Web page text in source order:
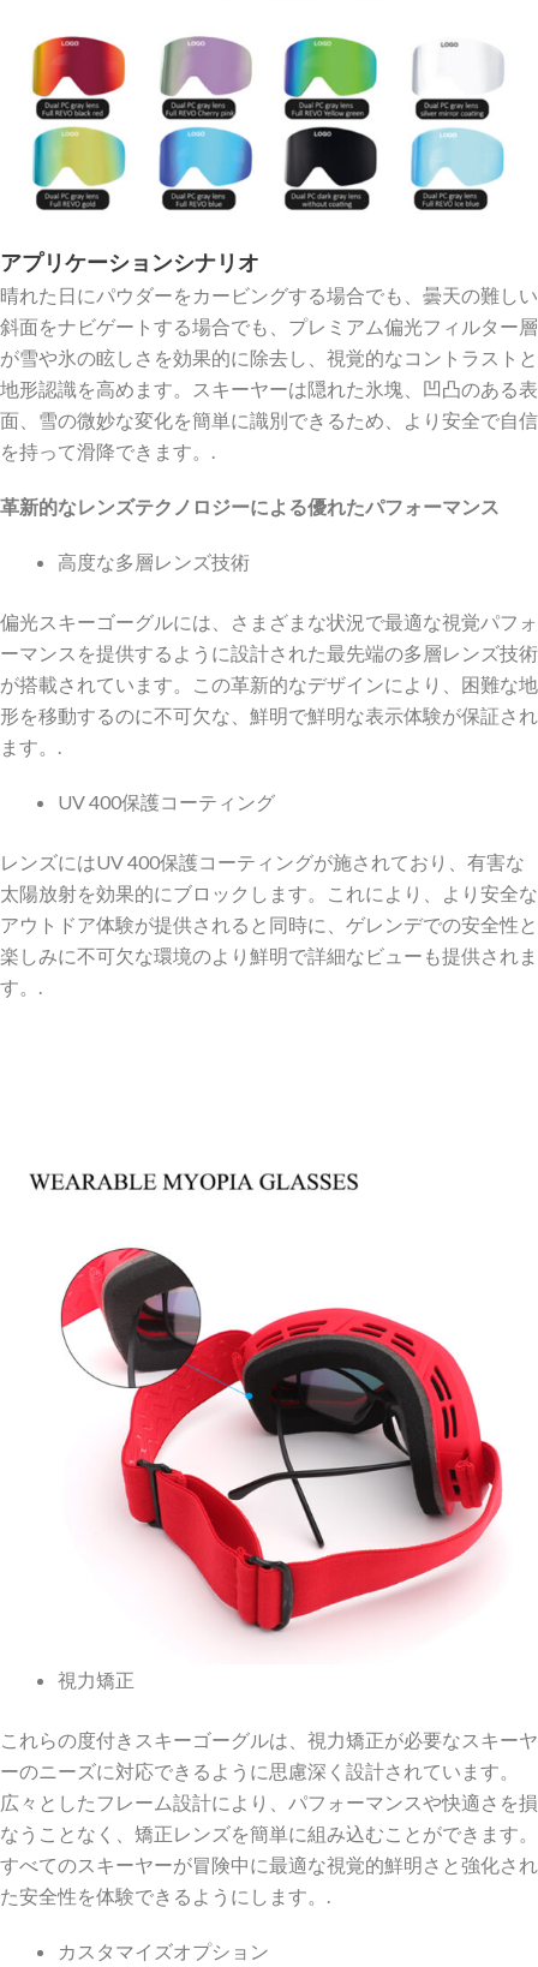
アプリケーションシナリオ
晴れた日にパウダーをカービングする場合でも、曇天の難しい
斜面をナビゲートする場合でも、プレミアム偏光フィルター層
が雪や氷の眩しさを効果的に除去し、視覚的なコントラストと
地形認識を高めます。スキーヤーは隠れた氷塊、凹凸のある表
面、雪の微妙な変化を簡単に識別できるため、より安全で自信
を持って滑降できます。.
革新的なレンズテクノロジーによる優れたパフォーマンス
高度な多層レンズ技術
偏光スキーゴーグルには、さまざまな状況で最適な視覚パフォ
ーマンスを提供するように設計された最先端の多層レンズ技術
が搭載されています。この革新的なデザインにより、困難な地
形を移動するのに不可欠な、鮮明で鮮明な表示体験が保証され
ます。.
UV 400保護コーティング
レンズにはUV 400保護コーティングが施されており、有害な
太陽放射を効果的にブロックします。これにより、より安全な
アウトドア体験が提供されると同時に、ゲレンデでの安全性と
楽しみに不可欠な環境のより鮮明で詳細なビューも提供されま
す。.
視力矯正
これらの度付きスキーゴーグルは、視力矯正が必要なスキーヤ
ーのニーズに対応できるように思慮深く設計されています。
広々としたフレーム設計により、パフォーマンスや快適さを損
なうことなく、矯正レンズを簡単に組み込むことができます。
すべてのスキーヤーが冒険中に最適な視覚的鮮明さと強化され
た安全性を体験できるようにします。.
カスタマイズオプション